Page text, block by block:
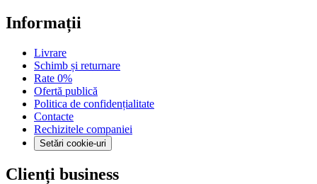
Informații
Livrare
Schimb și returnare
Rate 0%
Ofertă publică
Politica de confidențialitate
Contacte
Rechizitele companiei
Setări cookie-uri
Clienți business